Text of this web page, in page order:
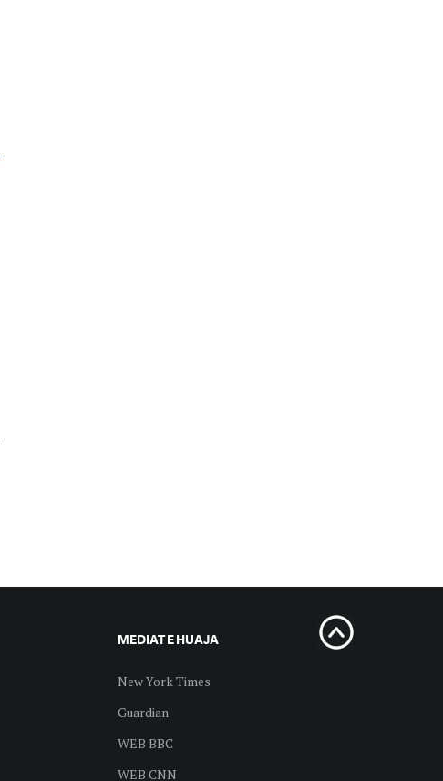
MEDIAT E HUAJA
New York Times
Guardian
WEB BBC
WEB CNN